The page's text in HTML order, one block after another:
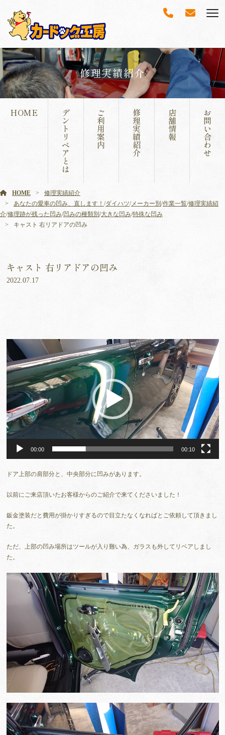
修理実績紹介
HOME デ
ン
ト
リ
ペ
ア
と
は
ご
利
用
案
内
修
理
実
績
紹
介
店
舗
情
報
お
問
い
合
わ
せ
HOME
修理実績紹介
あなたの愛車の凹み、直します！ /ダイハツ/メーカー別 /作業一覧/修理実績紹
介/修理跡が残った凹み/凹みの種類別 /大きな凹み/特殊な凹み
キャスト 右リアドアの凹み
キャスト 右リアドアの凹み
2022.07.17
画
プ
レ
ー
ヤ
00:00 00:10
ドア上部の肩部分と、中央部分に凹みがあります。
以前にご来店頂いたお客様からのご紹介で来てくださいました！
鈑金塗装だと費用が掛かりすぎるので目立たなくなればとご依頼して頂きまし
た。
ただ、上部の凹み場所はツールが入り難い為、ガラスも外してリペアしまし
た。